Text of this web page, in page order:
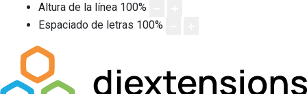
Altura de la línea 100%
Espaciado de letras 100%